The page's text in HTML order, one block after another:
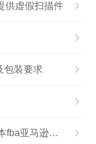
供虚假扫描件
包装要求
亚马逊物流选择FBA仓还是海外仓,日本fba亚马逊退货移仓怎么选择